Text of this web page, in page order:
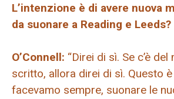
L’intenzione è di avere nuova
da suonare a Reading e Leeds?
O’Connell: “Direi di sì. Se c’è
scritto, allora direi di sì. Questo
facevamo sempre, suonare le